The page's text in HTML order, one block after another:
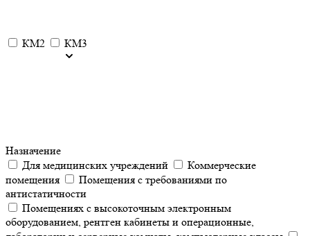
КМ2 КМ3
Назначение
Для медицинских учреждений
Коммерческие
помещения
Помещения с требованиями по
антистатичности
Помещениях с высокоточным электронным
оборудованием, рентген кабинеты и операционные,